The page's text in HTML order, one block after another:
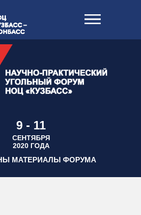
МАТЕРИАЛЫ ФОРУМА
СЕНТЯБРЯ
2020 ГОДА
9 - 11